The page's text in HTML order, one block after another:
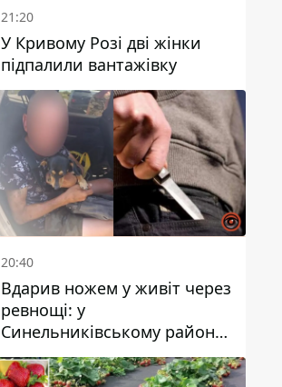
21:20
У Кривому Розі дві жінки
підпалили вантажівку
20:40
Вдарив ножем у живіт через
ревнощі: у
Синельниківському районі
затримали 49-річного
чоловіка за вбивство